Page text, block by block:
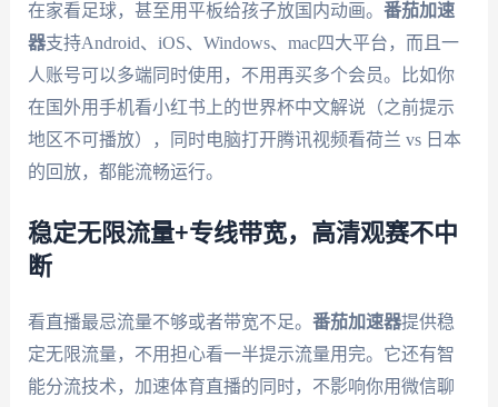
在家看足球，甚至用平板给孩子放国内动画。 番茄加速
器支持Android、iOS、Windows、mac四大平台，而且一
人账号可以多端同时使用，不用再买多个会员。比如你
在国外用手机看小红书上的世界杯中文解说（之前提示
地区不可播放），同时电脑打开腾讯视频看荷兰 vs 日本
的回放，都能流畅运行。
稳定无限流量+专线带宽，高清观赛不中
断
看直播最忌流量不够或者带宽不足。 番茄加速器提供稳
定无限流量，不用担心看一半提示流量用完。它还有智
能分流技术，加速体育直播的同时，不影响你用微信聊